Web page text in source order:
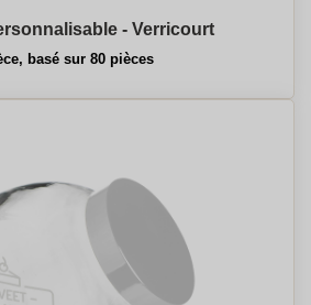
- Verricourt
basé sur 80 pièces